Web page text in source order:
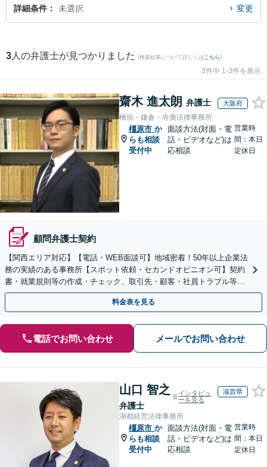
護士に相談予約したい』などでお困りの相談者さんにおすすめです。
詳細条件 未選択 変更
3 人の弁護士が見つかりました (検索結果について詳しくは こちら)
3件中 1-3件を表示
齋木 進太朗 弁護士 大阪府
檜垣・鎌倉・寺廣法律事務所
橿原市 か
らも相談
受付中
面談方法(対面・電
話・ビデオなど)は
応相談
営業時
間：本日
定休日
顧問弁護士契約
【関西エリア対応】【電話・WEB面談可】地域密着！50年以上企業法
務の実績のある事務所【スポット依頼・セカンドオピニオン可】契約
書・就業規則等の作成・チェック、取引先・顧客・社員トラブル等、
お気軽にご相談ください【事前予約で休日・夜間対応】
料金表を見る
電話でお問い合わせ メールでお問い合わせ
山口 智之
弁護士
インタビュ
ーを見る
滋賀県
湖都経営法律事務所
橿原市 か
らも相談
受付中
面談方法(対面・電
話・ビデオなど)は
応相談
営業時
間：本日
定休日